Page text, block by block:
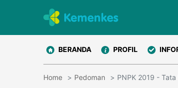
BERANDA PROFIL
Home Pedoman PNPK 2019 -